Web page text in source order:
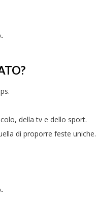
della tv e dello sport.
di proporre feste uniche.